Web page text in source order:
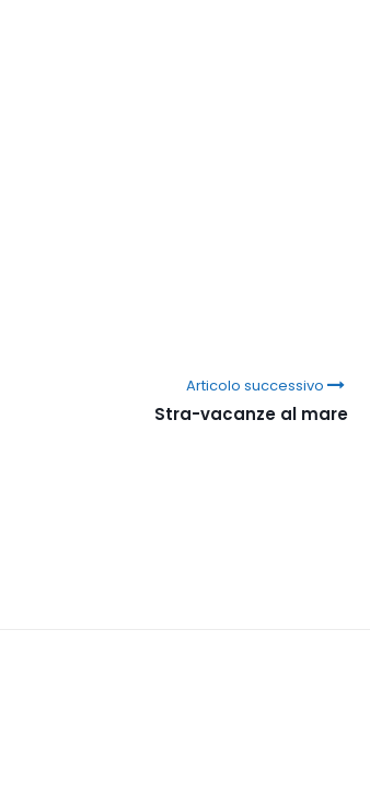
Articolo successivo
Stra-vacanze al mare